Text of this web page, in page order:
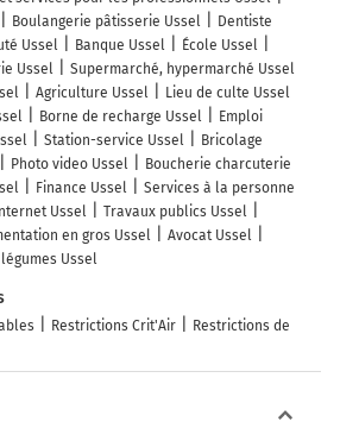
Boulangerie pâtisserie Ussel
Dentiste
Ussel Banque Ussel
École Ussel
Ussel
Supermarché, hypermarché Ussel
Agriculture Ussel
Lieu de culte Ussel
Borne de recharge Ussel
Emploi
Station-service Ussel
Bricolage
Photo video Ussel
Boucherie charcuterie
Finance Ussel
Services à la personne
Ussel
Travaux publics Ussel
en gros Ussel
Avocat Ussel
Ussel
Restrictions Crit'Air
Restrictions de